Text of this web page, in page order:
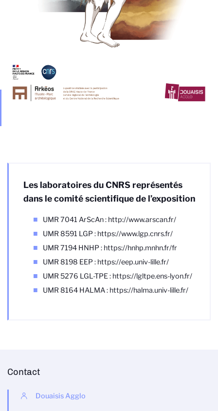
Les laboratoires du CNRS représentés
dans le comité scientifique de l’exposition
UMR 7041 ArScAn : http://www.arscan.fr/
UMR 8591 LGP : https://www.lgp.cnrs.fr/
UMR 7194 HNHP : https://hnhp.mnhn.fr/fr
UMR 8198 EEP : https://eep.univ-lille.fr/
UMR 5276 LGL-TPE : https://lgltpe.ens-lyon.fr/
UMR 8164 HALMA : https://halma.univ-lille.fr/
Contact
Douaisis Agglo